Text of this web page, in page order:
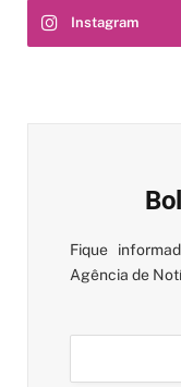
Instagram
Fique
Agência de